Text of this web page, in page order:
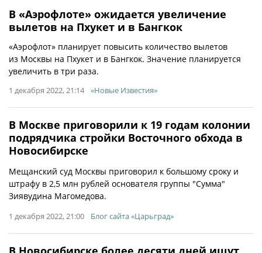
В «Аэрофлоте» ожидается увеличение
вылетов на Пхукет и в Бангкок
«Аэрофлот» планирует повысить количество вылетов
из Москвы на Пхукет и в Бангкок. Значение планируется
увеличить в три раза.
1 декабря 2022, 21:14 «Новые Известия»
В Москве приговорили к 19 годам колонии
подрядчика стройки Восточного обхода в
Новосибирске
Мещанский суд Москвы приговорил к большому сроку и
штрафу в 2,5 млн рублей основателя группы "Сумма"
Зиявудина Магомедова.
1 декабря 2022, 21:00 Блог сайта «Царьград»